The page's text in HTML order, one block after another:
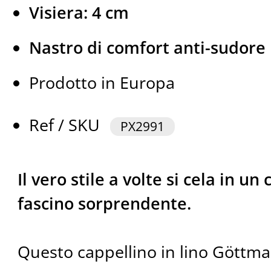
Visiera: 4 cm
Nastro di comfort anti-sudore
Prodotto in Europa
Ref / SKU
PX2991
Il vero stile a volte si cela in un
fascino sorprendente.
Questo cappellino in lino